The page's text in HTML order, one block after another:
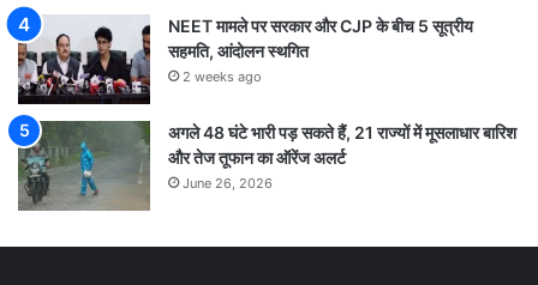
NEET मामले पर सरकार और CJP के बीच 5 सूत्रीय
सहमति, आंदोलन स्थगित
2 weeks ago
अगले 48 घंटे भारी पड़ सकते हैं, 21 राज्यों में मूसलाधार बारिश
और तेज तूफान का ऑरेंज अलर्ट
June 26, 2026